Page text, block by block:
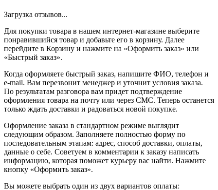
Загрузка отзывов...
Для покупки товара в нашем интернет-магазине выберите
понравившийся товар и добавьте его в корзину. Далее
перейдите в Корзину и нажмите на «Оформить заказ» или
«Быстрый заказ».
Когда оформляете быстрый заказ, напишите ФИО, телефон и
e-mail. Вам перезвонит менеджер и уточнит условия заказа.
По результатам разговора вам придет подтверждение
оформления товара на почту или через СМС. Теперь останется
только ждать доставки и радоваться новой покупке.
Оформление заказа в стандартном режиме выглядит
следующим образом. Заполняете полностью форму по
последовательным этапам: адрес, способ доставки, оплаты,
данные о себе. Советуем в комментарии к заказу написать
информацию, которая поможет курьеру вас найти. Нажмите
кнопку «Оформить заказ».
Вы можете выбрать один из двух вариантов оплаты: